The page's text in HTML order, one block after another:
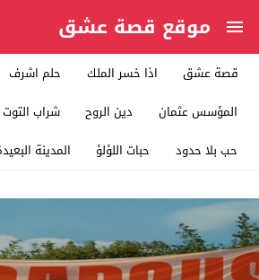
موقع قصة عشق
قصة عشق اذا خسر الملك حلم اشرف
المؤسس عثمان
دين الروح شراب التوت
حب بلا حدود
حبات اللؤلؤ المدينة